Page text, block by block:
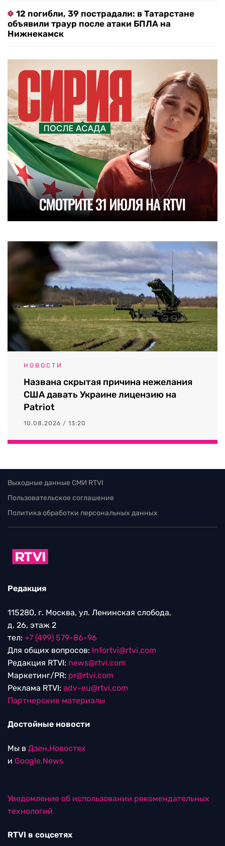
12 погибли, 39 пострадали: в Татарстане
объявили траур после атаки БПЛА на
Нижнекамск
НОВОСТИ
Названа скрытая причина нежелания
США давать Украине лицензию на
Patriot
10.08.2026 / 13:20
Выходные данные СМИ RTVI
Пользовательское соглашение
Политика обработки персональных данных
Редакция
115280, г. Москва, ул. Ленинская слобода,
д. 26, этаж 2
тел: +7 (499) 579-86-96
Для общих вопросов: Infortvi@rtvi.com
Редакция RTVI: news@rtvi.com
Маркетинг/PR: pr@rtvi.com
Реклама RTVI: adv-eu@rtvi.com
Партнерские материалы
Достойные новости
Мы в Дзен.Новостях
и Google.News
Уведомление об использовании рекомендательных
технологий
RTVI в соцсетях